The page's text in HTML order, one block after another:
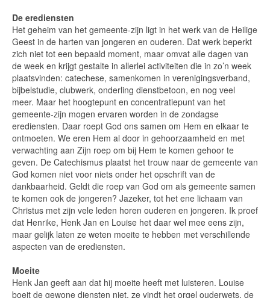
De erediensten
Het geheim van het gemeente-zijn ligt in het werk van de Heilige
Geest in de harten van jongeren en ouderen. Dat werk beperkt
zich niet tot een bepaald moment, maar omvat alle dagen van
de week en krijgt gestalte in allerlei activiteiten die in zo’n week
plaatsvinden: catechese, samenkomen in verenigingsverband,
bijbelstudie, clubwerk, onderling dienstbetoon, en nog veel
meer. Maar het hoogtepunt en concentratiepunt van het
gemeente-zijn mogen ervaren worden in de zondagse
erediensten. Daar roept God ons samen om Hem en elkaar te
ontmoeten. We eren Hem al door in gehoorzaamheid en met
verwachting aan Zijn roep om bij Hem te komen gehoor te
geven. De Catechismus plaatst het trouw naar de gemeente van
God komen niet voor niets onder het opschrift van de
dankbaarheid. Geldt die roep van God om als gemeente samen
te komen ook de jongeren? Jazeker, tot het ene lichaam van
Christus met zijn vele leden horen ouderen en jongeren. Ik proef
dat Henrike, Henk Jan en Louise het daar wel mee eens zijn,
maar gelijk laten ze weten moeite te hebben met verschillende
aspecten van de erediensten.
Moeite
Henk Jan geeft aan dat hij moeite heeft met luisteren. Louise
boeit de gewone diensten niet, ze vindt het orgel ouderwets, de